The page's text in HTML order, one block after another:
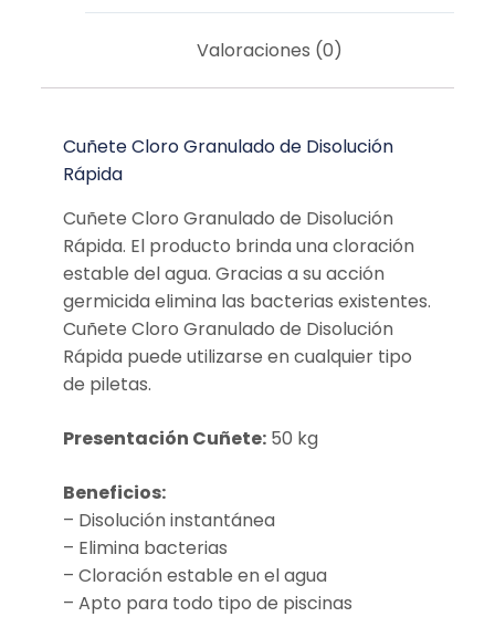
Valoraciones (0)
Cuñete Cloro Granulado de Disolución
Rápida
Cuñete Cloro Granulado de Disolución
Rápida. El producto brinda una cloración
estable del agua. Gracias a su acción
germicida elimina las bacterias existentes.
Cuñete Cloro Granulado de Disolución
Rápida puede utilizarse en cualquier tipo
de piletas.
Presentación Cuñete:50 kg
Beneficios:
– Disolución instantánea
– Elimina bacterias
– Cloración estable en el agua
– Apto para todo tipo de piscinas